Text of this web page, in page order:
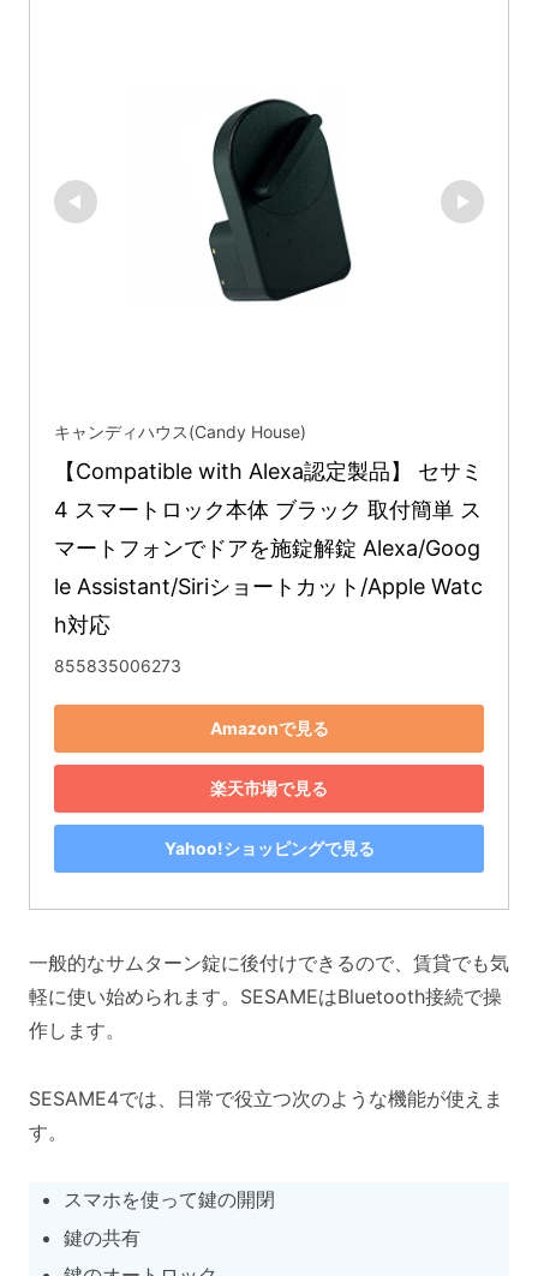
キャンディハウス(Candy House)
【Compatible with Alexa認定製品】 セサミ
4 スマートロック本体 ブラック 取付簡単 ス
マートフォンでドアを施錠解錠 Alexa/Goog
le Assistant/Siriショートカット/Apple Watc
h対応
855835006273
Amazonで見る
楽天市場で見る
Yahoo!ショッピングで見る
一般的なサムターン錠に後付けできるので、賃貸でも気
軽に使い始められます。SESAMEはBluetooth接続で操
作します。
SESAME4では、日常で役立つ次のような機能が使えま
す。
スマホを使って鍵の開閉
鍵の共有